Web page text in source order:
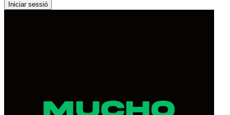
Iniciar sessió